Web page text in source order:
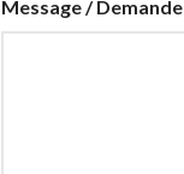
Message / Demande